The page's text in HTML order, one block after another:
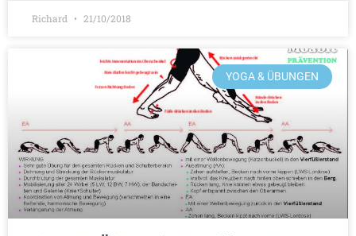
Richard 21/10/2018
YOGA & ÜBUNGEN